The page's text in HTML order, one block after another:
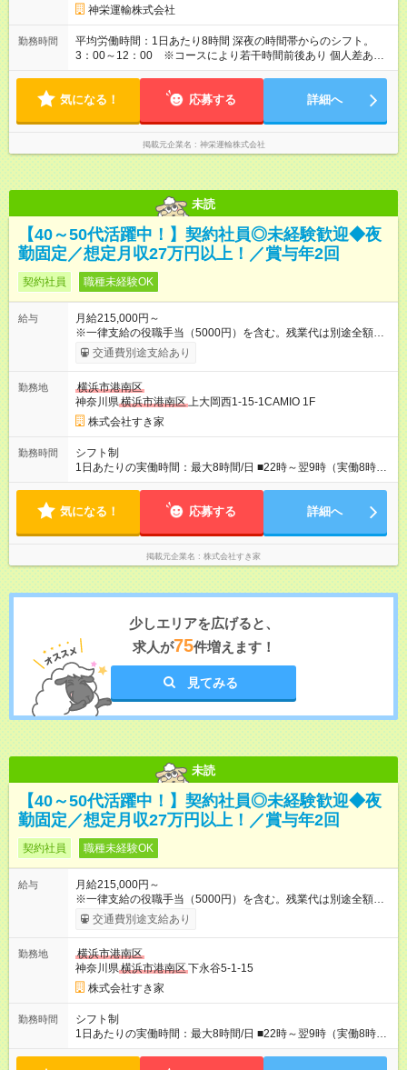
68,509円分）を含みます。※超過分は全額支給します 【試用期
間】試用期間あり 試用期間の長さ：3ヶ月 雇用形態、給与は本
採用時と同じです。
神栄運輸株式会社
勤務時間
平均労働時間：1日あたり8時間 深夜の時間帯からのシフト。
3：00～12：00 ※コースにより若干時間前後あり 個人差あ
り、平均時間で設定しています。 平均労働時間：1日あたり8時
り若干時間前後あり 個人差あり、平均時間で設定しています。
気になる！ 応募する 詳細へ
掲載元企業名 神栄運輸株式会社
未読
【40～50代活躍中！】契約社員◎未経験歓迎◆夜
勤固定／想定月収27万円以上！／賞与年2回
契約社員 職種未経験OK
給与
月給215,000円～
※一律支給の役職手当（5000円）を含む。残業代は別途全額支
給。 ※深夜勤務手当は、残業時間等により変動します。 ※想定
月収27万円以上 ※最大4回昇給のチャンスあり ※賞与年2回支給
交通費別途支給あり
勤務地
横浜市港南区
神奈川県横浜市港南区上大岡西1-15-1CAMIO 1F
株式会社すき家
勤務時間
シフト制
1日あたりの実働時間：最大8時間/日 ■22時～翌9時（実働8時
間） ※上記はあくまでも一例です。店舗により、時間が前後す
のシフトを組んでいます。 ★各店舗のサポートのために本社に
気になる！ 応募する 詳細へ
掲載元企業名 株式会社すき家
少しエリアを広げると、
求人が75件増えます！
見てみる
未読
【40～50代活躍中！】契約社員◎未経験歓迎◆夜
勤固定／想定月収27万円以上！／賞与年2回
契約社員 職種未経験OK
給与
月給215,000円～
※一律支給の役職手当（5000円）を含む。残業代は別途全額支
給。 ※深夜勤務手当は、残業時間等により変動します。 ※想定
月収27万円以上 ※最大4回昇給のチャンスあり ※賞与年2回支給
交通費別途支給あり
勤務地
横浜市港南区
神奈川県横浜市港南区下永谷5-1-15
株式会社すき家
勤務時間
シフト制
1日あたりの実働時間：最大8時間/日 ■22時～翌9時（実働8時
間） ※上記はあくまでも一例です。店舗により、時間が前後す